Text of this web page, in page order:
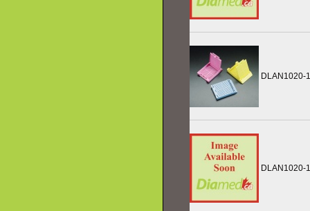
DLAN1020-
DLAN1020-